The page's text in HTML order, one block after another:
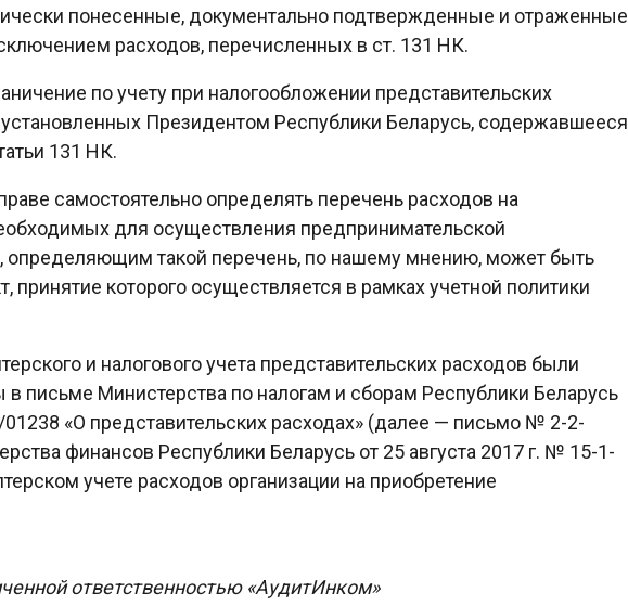
понесенные, документально подтвержденные и отраженные
расходов, перечисленных в ст. 131 НК.
по учету при налогообложении представительских
Президентом Республики Беларусь, содержавшееся
131 НК.
самостоятельно определять перечень расходов на
для осуществления предпринимательской
определяющим такой перечень, по нашему мнению, может быть
принятие которого осуществляется в рамках учетной политики
и налогового учета представительских расходов были
письме Министерства по налогам и сборам Республики Беларусь
«О представительских расходах» (далее — письмо № 2-2-
финансов Республики Беларусь от 25 августа 2017 г. № 15-1-
учете расходов организации на приобретение
ответственностью «АудитИнком»